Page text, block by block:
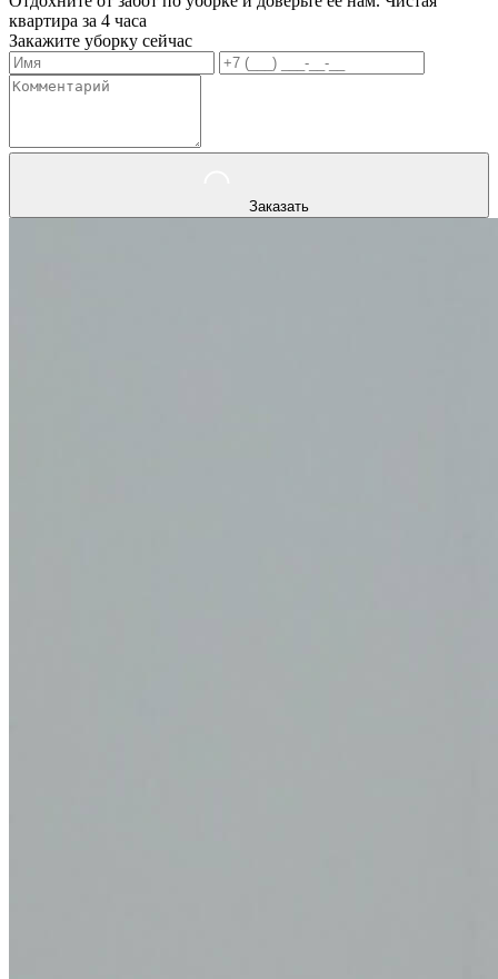
квартира за 4 часа
Закажите уборку сейчас
Заказать